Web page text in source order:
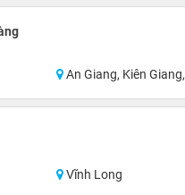
An Giang, Kiên Giang, Hậu Giang, Sóc Trăng, Bạc Liêu, Cà Mau
Vĩnh Long